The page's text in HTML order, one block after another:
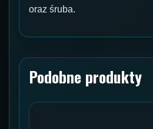
oraz śruba.
Podobne produkty